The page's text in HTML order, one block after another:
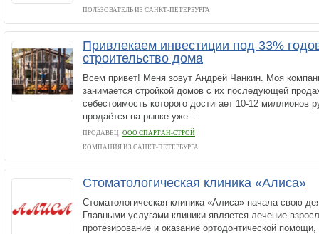
ПОЛЬЗОВАТЕЛЬ ИЗ САНКТ-ПЕТЕРБУРГА
Привлекаем инвестиции под 33%
строительство дома
Всем привет! Меня зовут Андрей Чанкин. Моя
занимается стройкой домов с их последующей
себестоимость которого достигает 10-12 миллионов
продаётся на рынке уже...
ПРОДАВЕЦ: ООО СПАРТАН-СТРОЙ
КОМПАНИЯ ИЗ САНКТ-ПЕТЕРБУРГА
Стоматологическая клиника «Алиса»
Стоматологическая клиника «Алиса» начала свою
Главными услугами клиники является лечение
протезирование и оказание ортодонтической